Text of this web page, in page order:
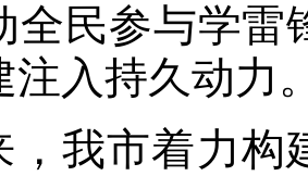
全民参与学雷
注入持久动力
，我市着力构